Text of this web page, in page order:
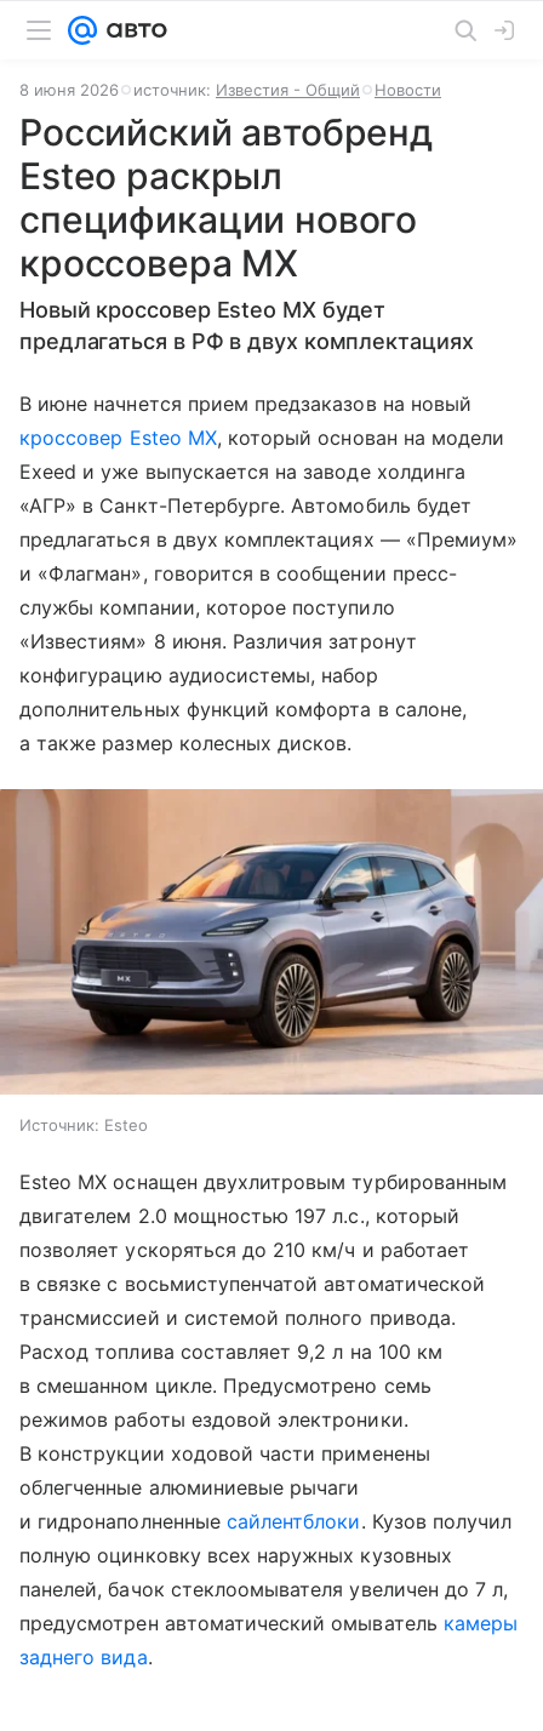
8 июня 2026 источник: Известия - Общий Новости
Российский автобренд
Esteo раскрыл
спецификации нового
кроссовера MX
Новый кроссовер Esteo MX будет
предлагаться в РФ в двух комплектациях
В июне начнется прием предзаказов на новый
кроссовер Esteo MX, который основан на модели
Exeed и уже выпускается на заводе холдинга
«АГР» в Санкт-Петербурге. Автомобиль будет
предлагаться в двух комплектациях — «Премиум»
и «Флагман», говорится в сообщении пресс-
службы компании, которое поступило
«Известиям» 8 июня. Различия затронут
конфигурацию аудиосистемы, набор
дополнительных функций комфорта в салоне,
а также размер колесных дисков.
Источник: Esteo
Esteo MX оснащен двухлитровым турбированным
двигателем 2.0 мощностью 197 л.с., который
позволяет ускоряться до 210 км/ч и работает
в связке с восьмиступенчатой автоматической
трансмиссией и системой полного привода.
Расход топлива составляет 9,2 л на 100 км
в смешанном цикле. Предусмотрено семь
режимов работы ездовой электроники.
В конструкции ходовой части применены
облегченные алюминиевые рычаги
и гидронаполненные сайлентблоки. Кузов получил
полную оцинковку всех наружных кузовных
панелей, бачок стеклоомывателя увеличен до 7 л,
предусмотрен автоматический омыватель камеры
заднего вида.